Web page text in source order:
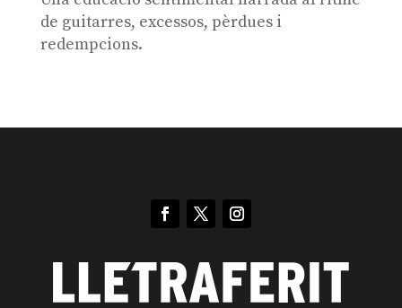
de guitarres, excessos, pèrdues i
redempcions.